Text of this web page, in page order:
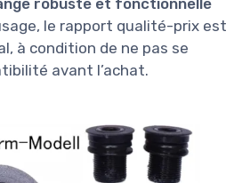
le rapport qualité-prix est
à condition de ne pas se
avant l’achat.